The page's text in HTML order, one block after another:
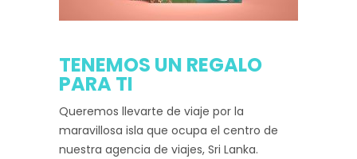
TENEMOS UN REGALO
PARA TI
Queremos llevarte de viaje por la
maravillosa isla que ocupa el centro de
nuestra agencia de viajes, Sri Lanka.